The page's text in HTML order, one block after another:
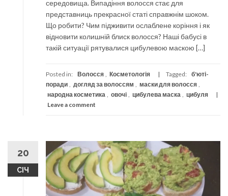
середовища. Випадіння волосся стає для
представниць прекрасної статі справжнім шоком.
Що робити? Чим підживити ослаблене коріння і як
відновити колишній блиск волосся? Наші бабусі в
такій ситуації рятувалися цибулевою маскою […]
Posted in: Волосся Косметологія Tagged:
б'юті-
поради
догляд за волоссям маски для волосся
народна косметика
овочі цибулева маска
цибуля
Leave a comment
20
СІЧ